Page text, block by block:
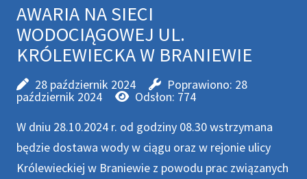
AWARIA NA SIECI
WODOCIĄGOWEJ UL.
KRÓLEWIECKA W BRANIEWIE
28 październik 2024 Poprawiono: 28
październik 2024
Odsłon: 774
W dniu 28.10.2024 r. od godziny 08.30 wstrzymana
będzie dostawa wody w ciągu oraz w rejonie ulicy
Królewieckiej w Braniewie z powodu prac związanych